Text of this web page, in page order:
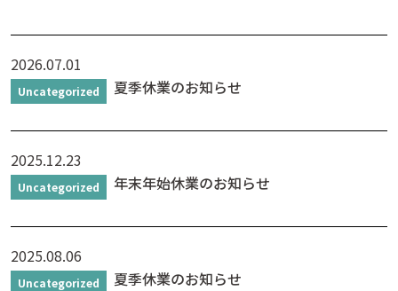
2026.07.01
Uncategorized 夏季休業のお知らせ
2025.12.23
Uncategorized 年末年始休業のお知らせ
2025.08.06
Uncategorized 夏季休業のお知らせ